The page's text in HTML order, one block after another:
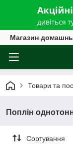
Магазин
Товари та
Поплін
Сортування